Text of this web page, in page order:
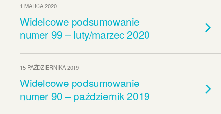
1 MARCA 2020
Widelcowe podsumowanie
numer 99 – luty/marzec 2020
15 PAŹDZIERNIKA 2019
Widelcowe podsumowanie
numer 90 – październik 2019